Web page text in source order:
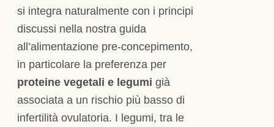
si integra naturalmente con i principi
discussi nella nostra guida
all’alimentazione pre-concepimento,
in particolare la preferenza per
proteine vegetali e legumi già
associata a un rischio più basso di
infertilità ovulatoria. I legumi, tra le